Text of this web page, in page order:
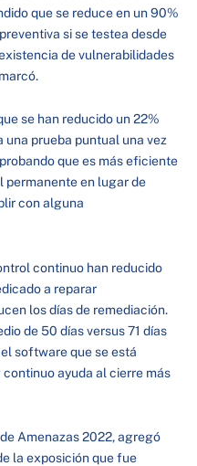
que se reduce en un 90%
si se testea desde
de vulnerabilidades
se han reducido un 22%
una prueba puntual una vez
que es más eficiente
permanente en lugar de
con alguna
continuo han reducido
a reparar
los días de remediación.
de 50 días versus 71 días
software que se está
ayuda al cierre más
Amenazas 2022, agregó
la exposición que fue